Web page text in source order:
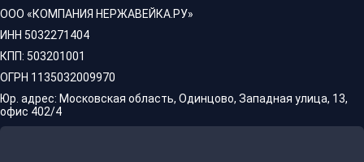
ООО «КОМПАНИЯ НЕРЖАВЕЙКА.РУ»
ИНН 5032271404
КПП: 503201001
ОГРН 1135032009970
Юр. адрес: Московская область, Одинцово, Западная улица, 13,
офис 402/4